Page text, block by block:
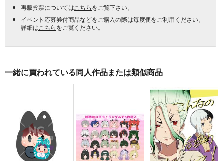
再販投票については こちらをご覧下さい。
イベント応募券付商品などをご購入の際は毎度便をご利用ください。
詳細は こちらをご覧ください。
一緒に買われている同人作品または類似商品